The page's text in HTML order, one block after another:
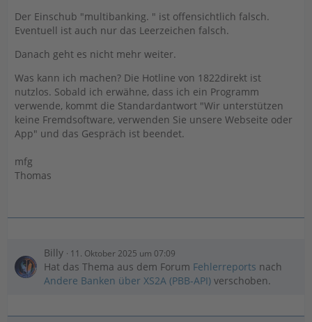
Der Einschub "multibanking. " ist offensichtlich falsch.
Eventuell ist auch nur das Leerzeichen falsch.
Danach geht es nicht mehr weiter.
Was kann ich machen? Die Hotline von 1822direkt ist
nutzlos. Sobald ich erwähne, dass ich ein Programm
verwende, kommt die Standardantwort "Wir unterstützen
keine Fremdsoftware, verwenden Sie unsere Webseite oder
App" und das Gespräch ist beendet.
mfg
Thomas
Billy 11. Oktober 2025 um 07:09
Hat das Thema aus dem Forum Fehlerreports nach
Andere Banken über XS2A (PBB-API) verschoben.